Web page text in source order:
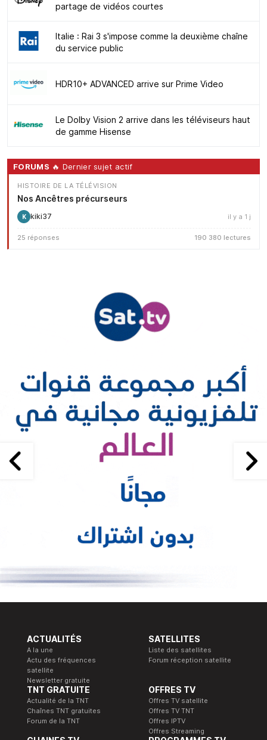
partage de vidéos courtes
Italie : Rai 3 s'impose comme la deuxième chaîne
du service public
HDR10+ ADVANCED arrive sur Prime Video
Le Dolby Vision 2 arrive dans les téléviseurs haut
de gamme Hisense
FORUMS 🔥 Dernier sujet actif
HISTOIRE DE LA TÉLÉVISION
Nos Ancêtres précurseurs
K kiki37 il y a 1 j
25 réponses 190 380 lectures
ACTUALITÉS
A la une
Actu des fréquences
satellite
Newsletter gratuite
SATELLITES
Liste des satellites
Forum réception satellite
TNT GRATUITE
Actualité de la TNT
Chaînes TNT gratuites
Forum de la TNT
OFFRES TV
Offres TV satellite
Offres TV TNT
Offres IPTV
Offres Streaming